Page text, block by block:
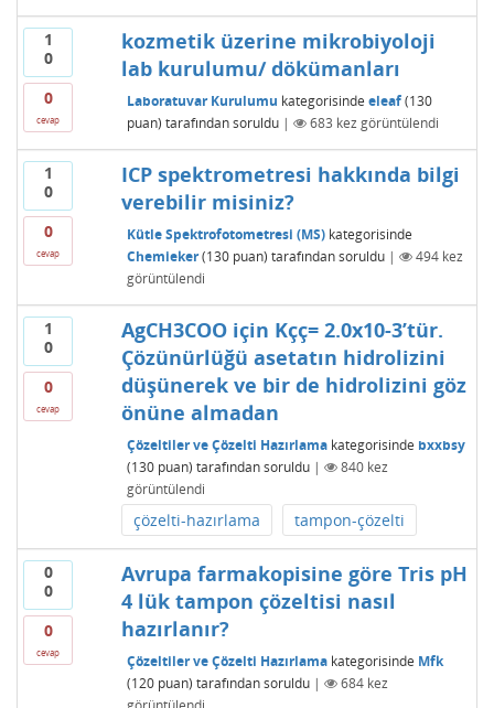
1
0
0
cevap
kozmetik üzerine mikrobiyoloji
lab kurulumu/ dökümanları
Laboratuvar Kurulumu kategorisinde eleaf (130
puan) tarafından soruldu | 683 kez görüntülendi
1
0
0
cevap
ICP spektrometresi hakkında bilgi
verebilir misiniz?
Kütle Spektrofotometresi (MS)kategorisinde
Chemieker (130puan) tarafından soruldu | 494kez
görüntülendi
1
0
0
cevap
AgCH3COO için Kçç= 2.0x10-3’tür.
Çözünürlüğü asetatın hidrolizini
düşünerek ve bir de hidrolizini göz
önüne almadan
Çözeltiler ve Çözelti Hazırlamakategorisinde bxxbsy
(130puan) tarafından soruldu | 840kez
görüntülendi
çözelti-hazırlama tampon-çözelti
0
0
0
cevap
Avrupa farmakopisine göre Tris pH
4 lük tampon çözeltisi nasıl
hazırlanır?
Çözeltiler ve Çözelti Hazırlamakategorisinde Mfk
(120puan) tarafından soruldu | 684kez